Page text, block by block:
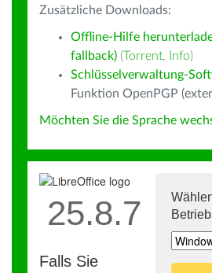
Zusätzliche Downloads:
Offline-Hilfe
fallback) (Torrent, Info)
Schlüsselverwaltung-
Funktion OpenPGP
Möchten Sie die Sprache
25.8.7
Falls Sie